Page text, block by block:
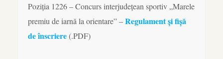
Poziția 1226 – Concurs interjudețean sportiv „Marele
premiu de iarnă la orientare” –Regulament și fișă
de înscriere(.PDF)